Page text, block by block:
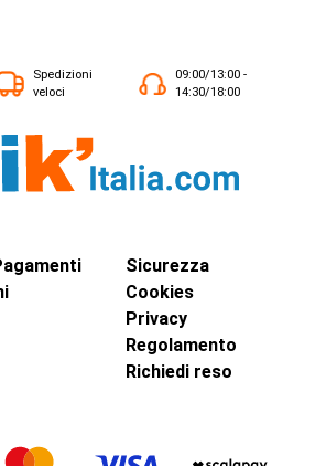
Spedizioni
veloci
09:00/13:00 -
14:30/18:00
Sicurezza
Cookies
Privacy
Regolamento
Richiedi reso